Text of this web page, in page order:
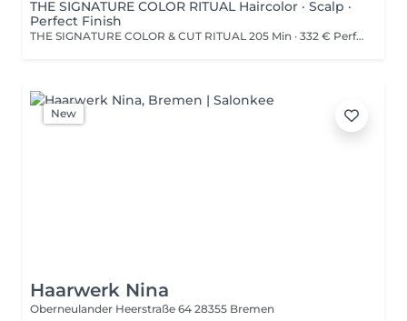
THE SIGNATURE COLOR RITUAL Haircolor · Scalp ·
Perfect Finish
THE SIGNATURE COLOR & CUT RITUAL 205 Min · 332 € Perfekte Farbe. Perfekt abgestimmt. Dieses Erlebnis vereint eine individuell abgestimmte Global Coloration mit einem hochwertigen Verwöhnmoment. Enthalten sind eine persönliche Beratung, Haarfarbe in einer einheitlichen Koloration, Intensivpflege, Haarschnitt sowie professionelles Styling. Abgerundet wird Ihr Besuch durch Beauty-Details für einen harmonischen Gesamtlook. Inklusive: Beratung · Global Coloration · Haarwäsche · Wellness-Kopfmassage · Intensiv-Treatment · Haarschnitt · Föhnen & Styling · Augenbrauen formen & färben · Wimpern färben Hinweis: Die Haltbarkeit und Intensität einer Haarfarbe oder Tönung ist von individuellen Faktoren wie Haarstruktur, Haarvorgeschichte, Pflege und äußeren Einflüssen abhängig und kann daher nicht garantiert werden.
New
Haarwerk Nina
Oberneulander Heerstraße 64 28355 Bremen